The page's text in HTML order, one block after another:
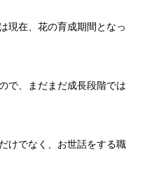
現在、花の育成期間となっ
で、まだまだ成長段階では
けでなく、お世話をする職